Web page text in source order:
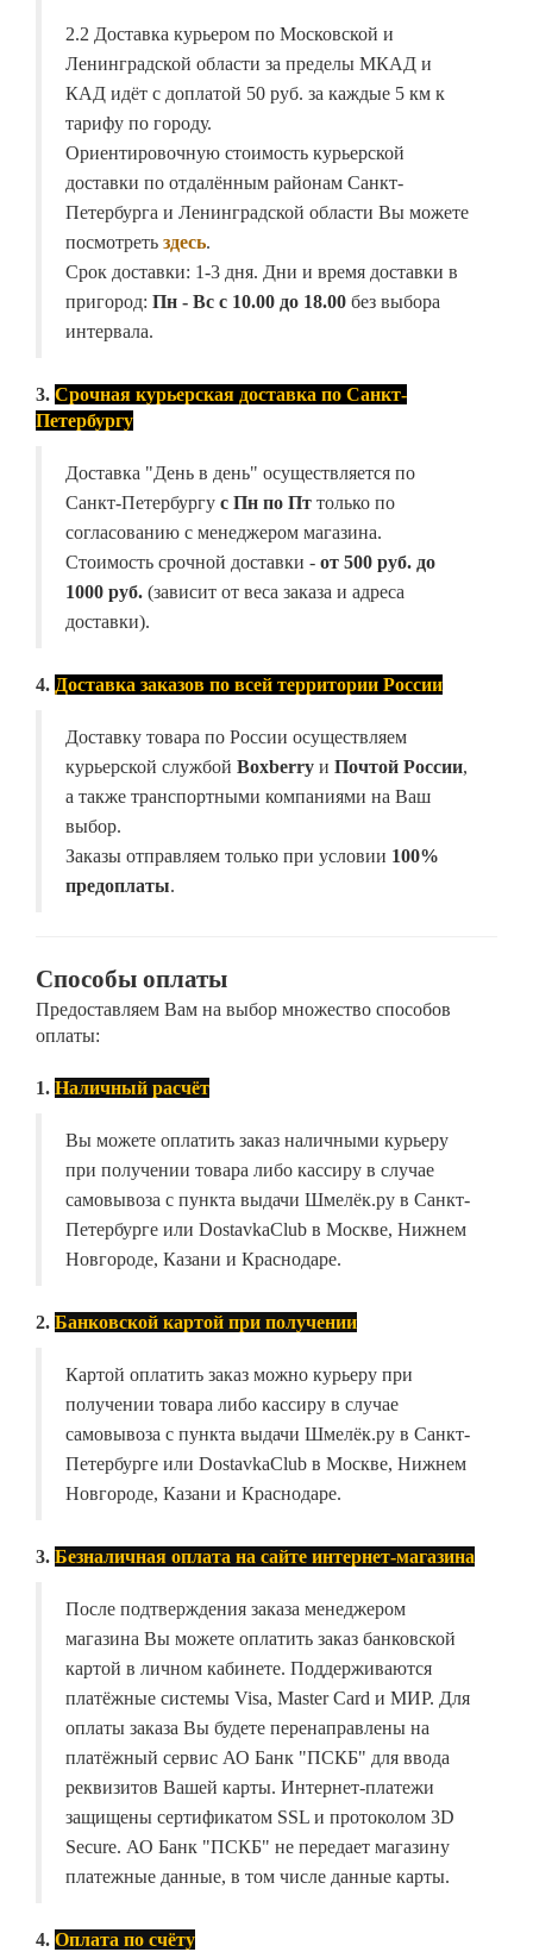
2.2 Доставка курьером по Московской и
Ленинградской области за пределы МКАД и
КАД идёт с доплатой 50 руб. за каждые 5 км к
тарифу по городу.
Ориентировочную стоимость курьерской
доставки по отдалённым районам Санкт-
Петербурга и Ленинградской области Вы можете
посмотреть здесь.
Срок доставки: 1-3 дня. Дни и время доставки в
пригород: Пн - Вс с 10.00 до 18.00 без выбора
интервала.
3. Срочная курьерская доставка по Санкт-
Петербургу
Доставка "День в день" осуществляется по
Санкт-Петербургу с Пн по Пт только по
согласованию с менеджером магазина.
Стоимость срочной доставки - от 500 руб. до
1000 руб. (зависит от веса заказа и адреса
доставки).
4. Доставка заказов по всей территории России
Доставку товара по России осуществляем
курьерской службой Boxberry и Почтой России,
а также транспортными компаниями на Ваш
выбор.
Заказы отправляем только при условии 100%
предоплаты.
Способы оплаты
Предоставляем Вам на выбор множество способов
оплаты:
1. Наличный расчёт
Вы можете оплатить заказ наличными курьеру
при получении товара либо кассиру в случае
самовывоза с пункта выдачи Шмелёк.ру в Санкт-
Петербурге или DostavkaClub в Москве, Нижнем
Новгороде, Казани и Краснодаре.
2. Банковской картой при получении
Картой оплатить заказ можно курьеру при
получении товара либо кассиру в случае
самовывоза с пункта выдачи Шмелёк.ру в Санкт-
Петербурге или DostavkaClub в Москве, Нижнем
Новгороде, Казани и Краснодаре.
3. Безналичная оплата на сайте интернет-магазина
После подтверждения заказа менеджером
магазина Вы можете оплатить заказ банковской
картой в личном кабинете. Поддерживаются
платёжные системы Visa, Master Card и МИР. Для
оплаты заказа Вы будете перенаправлены на
платёжный сервис АО Банк "ПСКБ" для ввода
реквизитов Вашей карты. Интернет-платежи
защищены сертификатом SSL и протоколом 3D
Secure. АО Банк "ПСКБ" не передает магазину
платежные данные, в том числе данные карты.
4. Оплата по счёту